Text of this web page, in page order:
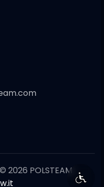
POLSTEAM